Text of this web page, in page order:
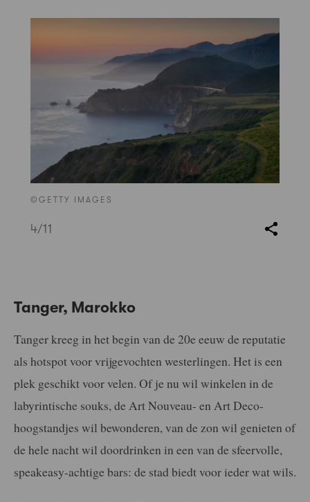
©GETTY IMAGES
4/11
Tanger, Marokko
Tanger kreeg in het begin van de 20e eeuw de reputatie
als hotspot voor vrijgevochten westerlingen. Het is een
plek geschikt voor velen. Of je nu wil winkelen in de
labyrintische souks, de Art Nouveau- en Art Deco-
hoogstandjes wil bewonderen, van de zon wil genieten of
de hele nacht wil doordrinken in een van de sfeervolle,
speakeasy-achtige bars: de stad biedt voor ieder wat wils.